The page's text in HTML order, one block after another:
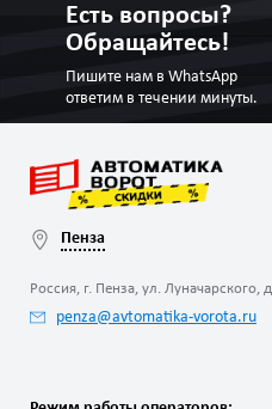
Есть вопросы?
Обращайтесь!
Пишите нам в WhatsApp
ответим в течении минуты.
Пенза
Россия, г. Пенза, ул. Луначарского,
penza@avtomatika-vorota.ru